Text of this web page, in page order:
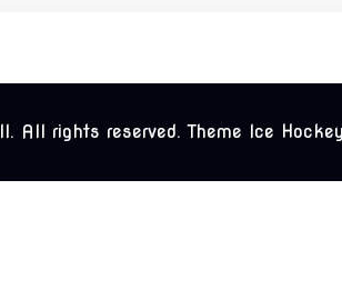
All rights reserved. Theme Ice